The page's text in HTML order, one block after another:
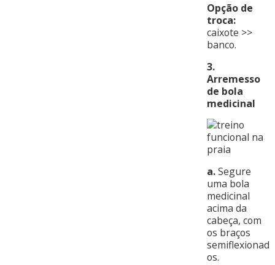
Opção de
troca:
caixote >>
banco.
3.
Arremesso
de bola
medicinal
a.Segure
uma bola
medicinal
acima da
cabeça, com
os braços
semiflexionad
os.